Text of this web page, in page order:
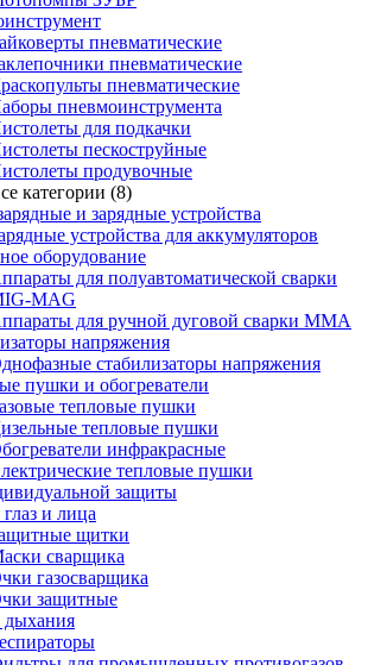
пневматические
пневматические
пневматические
пневмоинструмента
для подкачки
пескоструйные
продувочные
категории (8)
и зарядные устройства
устройства для аккумуляторов
оборудование
для полуавтоматической сварки
MAG
для ручной дуговой сварки MMA
напряжения
стабилизаторы напряжения
пушки и обогреватели
тепловые пушки
тепловые пушки
инфракрасные
тепловые пушки
защиты
и лица
щитки
сварщика
газосварщика
защитные
дыхания